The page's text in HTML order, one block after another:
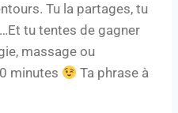
Tu la partages, tu
tu tentes de gagner
massage ou
minutes
Ta phrase à